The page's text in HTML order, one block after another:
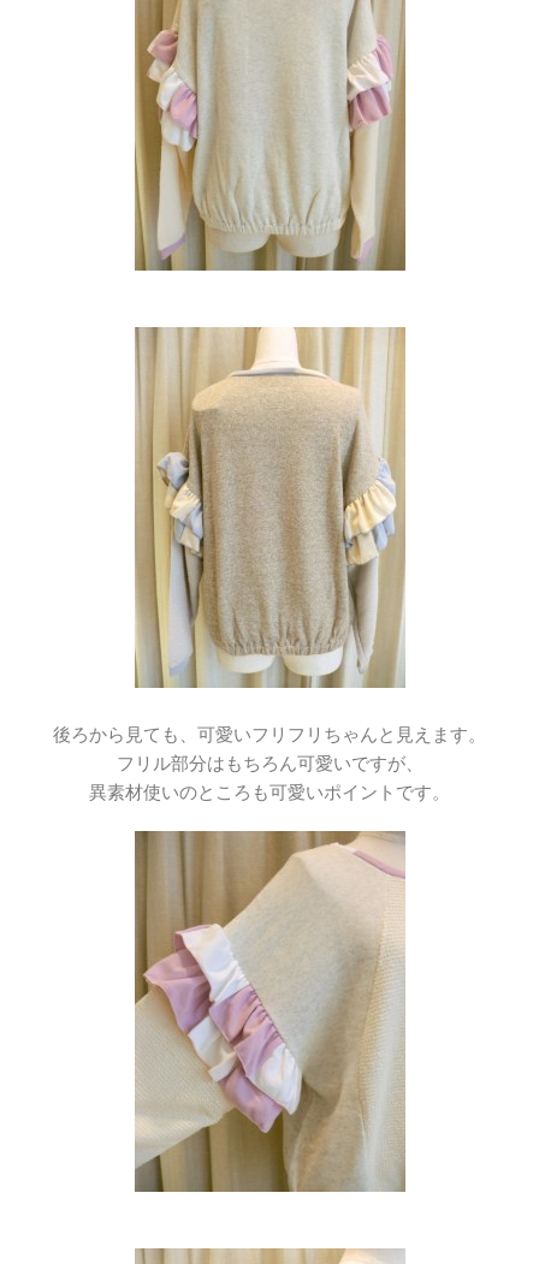
後ろから見ても、可愛いフリフリちゃんと見えます。
フリル部分はもちろん可愛いですが、
異素材使いのところも可愛いポイントです。